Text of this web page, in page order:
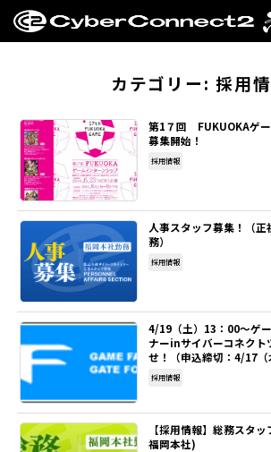
MANGA・NOVEL
FILM
CC2STORE
COMPANY
RECRUIT
SNS
SITEMAP
カテゴリー: 採用
第1７回 FUKUOKAゲー
募集開始！
採用情報
人事スタッフ募集！（
務）
採用情報
4/19（土）13：00～ゲ
ナーinサイバーコネクト
せ！（申込締切：4/17（
採用情報
【採用情報】総務スタ
福岡本社)